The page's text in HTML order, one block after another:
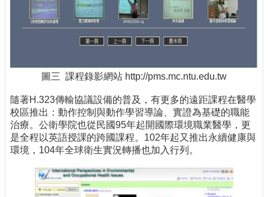
圖三 課程錄影網站 http://pms.mc.ntu.edu.tw
隨著H.323傳輸協議設備的普及，有更多的遠距課程在醫學
校區推出：動作控制與動作學習導論、實證為基礎的職能
治療。公衛學院也從民國95年起開國際環境職業醫學，更
是全程以英語授課的跨國課程。102年起又推出永續健康與
環境，104年全球衛生實況轉播也加入行列。